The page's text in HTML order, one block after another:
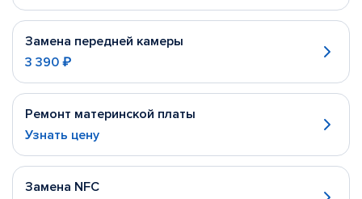
Замена передней камеры
3 390 ₽
Ремонт материнской платы
Узнать цену
Замена NFC